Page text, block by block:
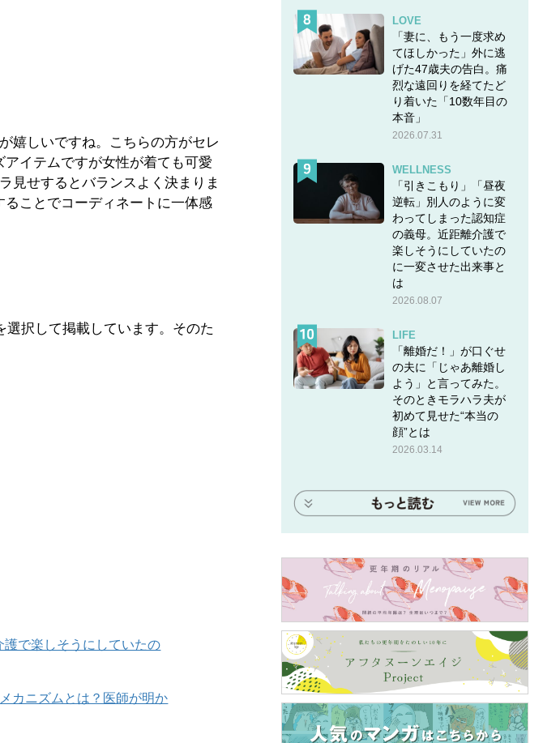
嬉しいですね。こちらの方がセレ
イテムですが女性が着ても可愛
見せするとバランスよく決まりま
ことでコーディネートに一体感
択して掲載しています。そのた
護で楽しそうにしていたの
カニズムとは？医師が明か
LOVE
「妻に、もう一度求め
てほしかった」外に逃
げた47歳夫の告白。痛
烈な遠回りを経てたど
り着いた「10数年目の
本音」
2026.07.31
WELLNESS
「引きこもり」「昼夜
逆転」別人のように変
わってしまった認知症
の義母。近距離介護で
楽しそうにしていたの
に一変させた出来事と
は
2026.08.07
LIFE
「離婚だ！」が口ぐせ
の夫に「じゃあ離婚し
よう」と言ってみた。
そのときモラハラ夫が
初めて見せた“本当の
顔”とは
2026.03.14